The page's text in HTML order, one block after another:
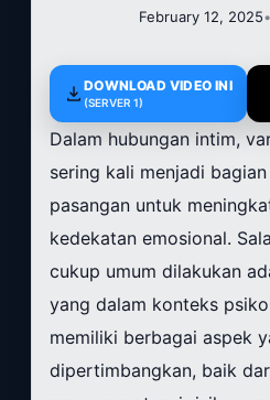
February 12, 2025•
DOWNLOAD VIDEO INI
(SERVER 1)
Dalam hubungan intim,
sering kali menjadi
pasangan untuk
kedekatan emosional.
cukup umum dilakukan
yang dalam konteks
memiliki berbagai aspek
dipertimbangkan, baik